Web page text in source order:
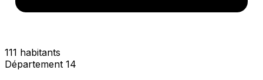
111 habitants
Département 14